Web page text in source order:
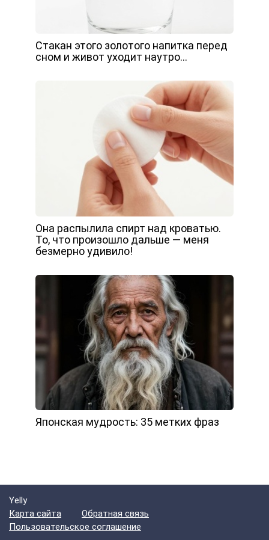
Стакан этого золотого напитка перед
сном и живот уходит наутро…
Она распылила спирт над кроватью.
То, что произошло дальше — меня
безмерно удивило!
Японская мудрость: 35 метких фраз
Yelly
Карта сайта
Обратная связь
Пользовательское соглашение